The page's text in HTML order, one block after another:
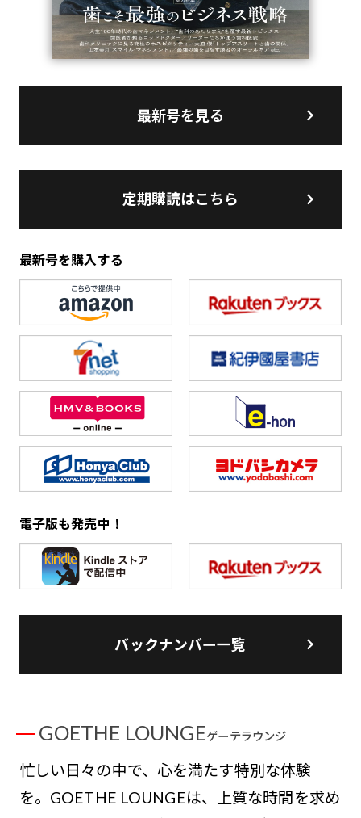
最新号を見る
定期購読はこちら
最新号を購入する
電子版も発売中！
バックナンバー一覧
GOETHE LOUNGEゲーテラウンジ
忙しい日々の中で、心を満たす特別な体験
を。GOETHE LOUNGEは、上質な時間を求め